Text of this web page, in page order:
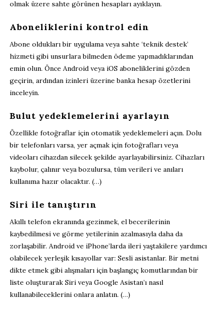
olmak üzere sahte görünen hesapları ayıklayın.
Aboneliklerini kontrol edin
Abone oldukları bir uygulama veya sahte ‘teknik destek’
hizmeti gibi unsurlara bilmeden ödeme yapmadıklarından
emin olun. Önce Android veya iOS aboneliklerini gözden
geçirin, ardından izinleri üzerine banka hesap özetlerini
inceleyin.
Bulut yedeklemelerini ayarlayın
Özellikle fotoğraflar için otomatik yedeklemeleri açın. Dolu
bir telefonları varsa, yer açmak için fotoğrafları veya
videoları cihazdan silecek şekilde ayarlayabilirsiniz. Cihazları
kaybolur, çalınır veya bozulursa, tüm verileri ve anıları
kullanıma hazır olacaktır. (…)
Siri ile tanıştırın
Akıllı telefon ekranında gezinmek, el becerilerinin
kaybedilmesi ve görme yetilerinin azalmasıyla daha da
zorlaşabilir. Android ve iPhone’larda ileri yaştakilere yardımcı
olabilecek yerleşik kısayollar var: Sesli asistanlar. Bir metni
dikte etmek gibi alışmaları için başlangıç komutlarından bir
liste oluşturarak Siri veya Google Asistan’ı nasıl
kullanabileceklerini onlara anlatın. (…)